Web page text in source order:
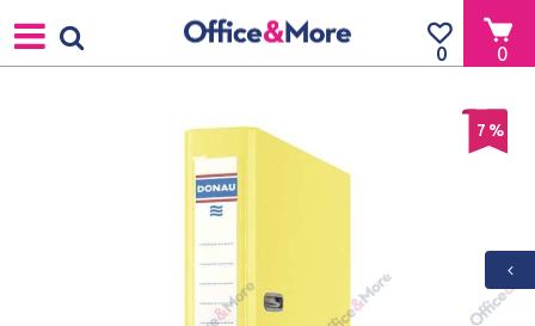
0
0
7 %